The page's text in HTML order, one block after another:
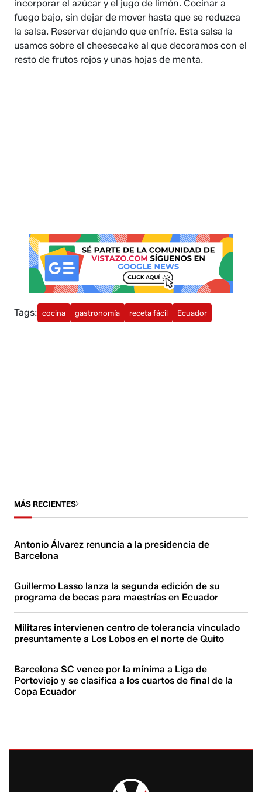
incorporar el azúcar y el jugo de limón. Cocinar a
fuego bajo, sin dejar de mover hasta que se reduzca
la salsa. Reservar dejando que enfríe. Esta salsa la
usamos sobre el cheesecake al que decoramos con el
resto de frutos rojos y unas hojas de menta.
Tags: cocina gastronomía receta fácil Ecuador
MÁS RECIENTES
Antonio Álvarez renuncia a la presidencia de
Barcelona
Guillermo Lasso lanza la segunda edición de su
programa de becas para maestrías en Ecuador
Militares intervienen centro de tolerancia vinculado
presuntamente a Los Lobos en el norte de Quito
Barcelona SC vence por la mínima a Liga de
Portoviejo y se clasifica a los cuartos de final de la
Copa Ecuador